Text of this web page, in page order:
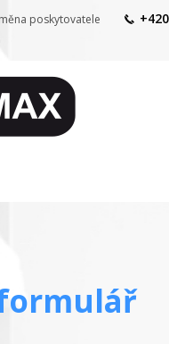
poskytovatele
+420